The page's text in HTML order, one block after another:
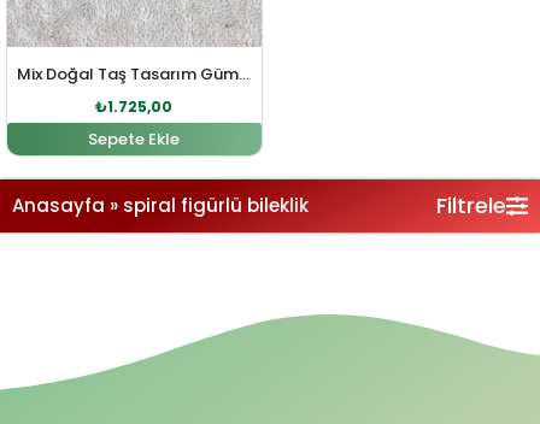
Mix Doğal Taş Tasarım Gümüş Bileklik
₺1.725,00
Sepete Ekle
Anasayfa » spiral figürlü bileklik Filtrele